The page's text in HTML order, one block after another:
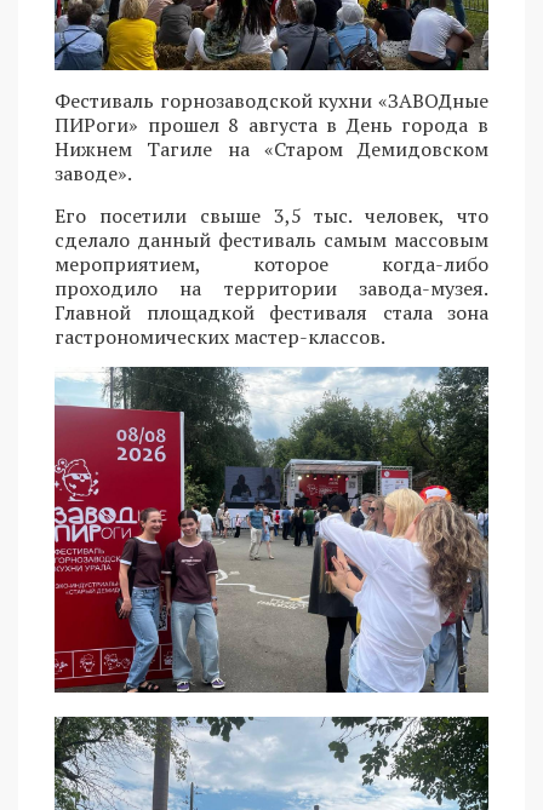
Фестиваль горнозаводской кухни «ЗАВОДные
ПИРоги» прошел 8 августа в День города в
Нижнем Тагиле на «Старом Демидовском
заводе».
Его посетили свыше 3,5 тыс. человек, что
сделало данный фестиваль самым массовым
мероприятием, которое когда-либо
проходило на территории завода-музея.
Главной площадкой фестиваля стала зона
гастрономических мастер-классов.